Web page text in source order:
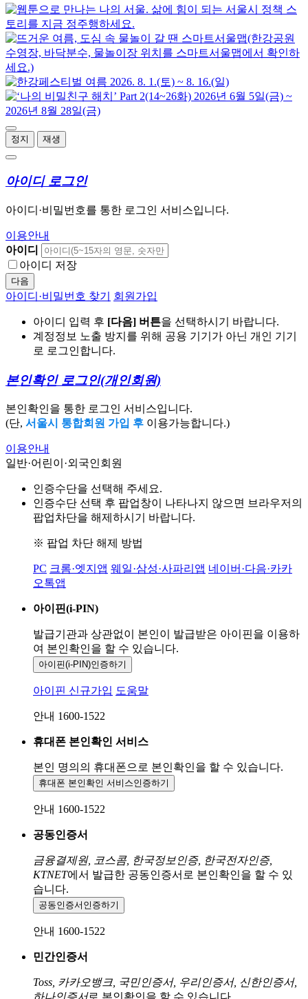
정지 재생
아이디 로그인
아이디·비밀번호를 통한 로그인 서비스입니다.
이용안내
아이디
아이디 저장
다음
아이디·비밀번호 찾기 회원가입
아이디 입력 후 [다음] 버튼을 선택하시기 바랍니다.
계정정보 노출 방지를 위해 공용 기기가 아닌 개인 기기
로 로그인합니다.
본인확인 로그인(개인회원)
본인확인을 통한 로그인 서비스입니다.
(단, 서울시 통합회원 가입 후 이용가능합니다.)
이용안내
일반·어린이·외국인회원
인증수단을 선택해 주세요.
인증수단 선택 후 팝업창이 나타나지 않으면 브라우저의
팝업차단을 해제하시기 바랍니다.
※ 팝업 차단 해제 방법
PC 크롬·엣지앱 웨일·삼성·사파리앱 네이버·다음·카카
오톡앱
아이핀(i-PIN)
발급기관과 상관없이 본인이 발급받은 아이핀을 이용하
여 본인확인을 할 수 있습니다.
아이핀(i-PIN)인증하기
아이핀 신규가입 도움말
안내 1600-1522
휴대폰 본인확인 서비스
본인 명의의 휴대폰으로 본인확인을 할 수 있습니다.
휴대폰 본인확인 서비스인증하기
안내 1600-1522
공동인증서
금융결제원, 코스콤, 한국정보인증, 한국전자인증,
KTNET에서 발급한 공동인증서로 본인확인을 할 수 있
습니다.
공동인증서 인증하기
안내 1600-1522
민간인증서
Toss, 카카오뱅크, 국민인증서, 우리인증서, 신한인증서,